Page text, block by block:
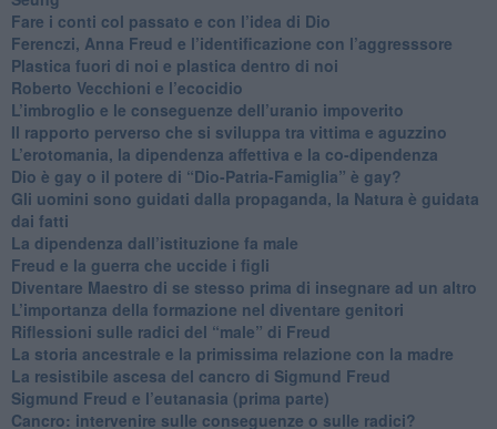
​Fare i conti col passato e con l’idea di Dio
​Ferenczi, Anna Freud e l’identificazione con l’aggresssore
Plastica fuori di noi e plastica dentro di noi
​Roberto Vecchioni e l’ecocidio
​L’imbroglio e le conseguenze dell’uranio impoverito
​Il rapporto perverso che si sviluppa tra vittima e aguzzino
L’erotomania, la dipendenza affettiva e la co-dipendenza
​Dio è gay o il potere di “Dio-Patria-Famiglia” è gay?
​Gli uomini sono guidati dalla propaganda, la Natura è guidata
dai fatti
La dipendenza dall’istituzione fa male
​Freud e la guerra che uccide i figli
​Diventare Maestro di se stesso prima di insegnare ad un altro
L’importanza della formazione nel diventare genitori
Riflessioni sulle radici del “male” di Freud
​La storia ancestrale e la primissima relazione con la madre
​La resistibile ascesa del cancro di Sigmund Freud
Sigmund Freud e l’eutanasia (prima parte)
Cancro: intervenire sulle conseguenze o sulle radici?